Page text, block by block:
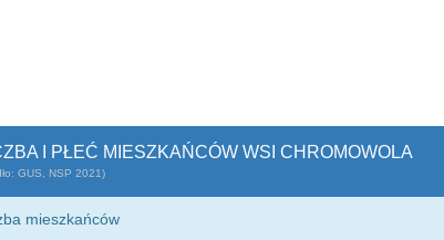
I PŁEĆ MIESZKAŃCÓW WSI CHROMOWOLA
GUS, NSP 2021)
mieszkańców